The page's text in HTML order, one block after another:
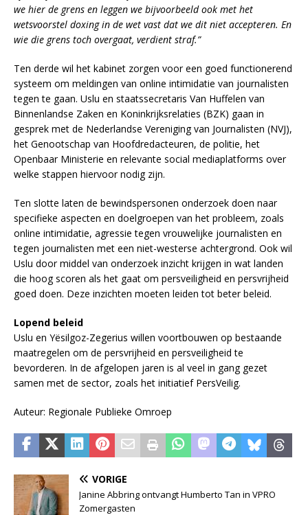
we hier de grens en leggen we bijvoorbeeld ook met het
wetsvoorstel doxing in de wet vast dat we dit niet accepteren. En
wie die grens toch overgaat, verdient straf.”
Ten derde wil het kabinet zorgen voor een goed functionerend
systeem om meldingen van online intimidatie van journalisten
tegen te gaan. Uslu en staatssecretaris Van Huffelen van
Binnenlandse Zaken en Koninkrijksrelaties (BZK) gaan in
gesprek met de Nederlandse Vereniging van Journalisten (NVJ),
het Genootschap van Hoofdredacteuren, de politie, het
Openbaar Ministerie en relevante social mediaplatforms over
welke stappen hiervoor nodig zijn.
Ten slotte laten de bewindspersonen onderzoek doen naar
specifieke aspecten en doelgroepen van het probleem, zoals
online intimidatie, agressie tegen vrouwelijke journalisten en
tegen journalisten met een niet-westerse achtergrond. Ook wil
Uslu door middel van onderzoek inzicht krijgen in wat landen
die hoog scoren als het gaat om persveiligheid en persvrijheid
goed doen. Deze inzichten moeten leiden tot beter beleid.
Lopend beleid
Uslu en Yësilgoz-Zegerius willen voortbouwen op bestaande
maatregelen om de persvrijheid en persveiligheid te
bevorderen. In de afgelopen jaren is al veel in gang gezet
samen met de sector, zoals het initiatief PersVeilig.
Auteur: Regionale Publieke Omroep
VORIGE
Janine Abbring ontvangt Humberto Tan in VPRO
Zomergasten